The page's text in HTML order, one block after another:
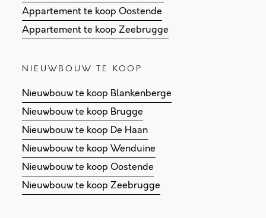
Appartement te koop Oostende
Appartement te koop Zeebrugge
NIEUWBOUW TE KOOP
Nieuwbouw te koop Blankenberge
Nieuwbouw te koop Brugge
Nieuwbouw te koop De Haan
Nieuwbouw te koop Wenduine
Nieuwbouw te koop Oostende
Nieuwbouw te koop Zeebrugge